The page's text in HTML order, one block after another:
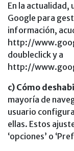
En la
Google para
información,
http://
doubleclick y a
http://
c) Cómo
mayoría de
usuario
ellas. Estos
‘opciones’ o